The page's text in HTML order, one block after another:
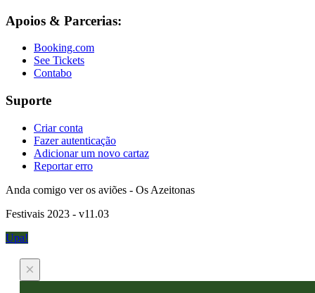
Apoios & Parcerias:
Booking.com
See Tickets
Contabo
Suporte
Criar conta
Fazer autenticação
Adicionar um novo cartaz
Reportar erro
Anda comigo ver os aviões - Os Azeitonas
Festivais 2023 - v11.03
Upa!
×